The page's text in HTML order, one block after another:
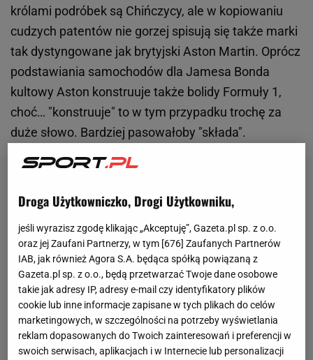
królami podróbek są Chińczycy, ale w kopiowaniu
cudzych patentów nie gorzej spisują się także marki
tak dystyngowane jak brytyjski Aston Martin. Oprócz
podstawiania samochodów dla Jamesa Bonda
kultowy Aston konstruuje także bolidy Formuły 1,
choć… "konstruuje" to w tym przypadku trochę za
duże słowo. Bardziej pasowałoby "składa".
Droga Użytkowniczko, Drogi Użytkowniku,
jeśli wyrazisz zgodę klikając „Akceptuję”, Gazeta.pl sp. z o.o.
oraz jej Zaufani Partnerzy, w tym [676] Zaufanych Partnerów
IAB, jak również Agora S.A. będąca spółką powiązaną z
Gazeta.pl sp. z o.o., będą przetwarzać Twoje dane osobowe
takie jak adresy IP, adresy e-mail czy identyfikatory plików
cookie lub inne informacje zapisane w tych plikach do celów
marketingowych, w szczególności na potrzeby wyświetlania
reklam dopasowanych do Twoich zainteresowań i preferencji w
swoich serwisach, aplikacjach i w Internecie lub personalizacji